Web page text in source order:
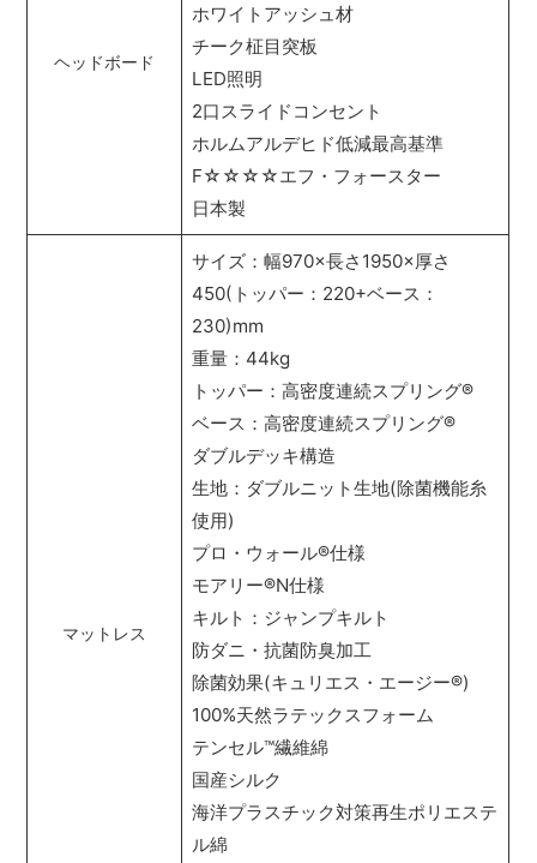
ヘッドボード
ホワイトアッシュ材
チーク柾目突板
LED照明
2口スライドコンセント
ホルムアルデヒド低減最高基準
F☆☆☆☆エフ・フォースター
日本製
マットレス
サイズ：幅970×長さ1950×厚さ
450(トッパー：220+ベース：
230)mm
重量：44kg
トッパー：高密度連続スプリング®
ベース：高密度連続スプリング®
ダブルデッキ構造
生地：ダブルニット生地(除菌機能糸
使用)
プロ・ウォール®仕様
モアリー®N仕様
キルト：ジャンプキルト
防ダニ・抗菌防臭加工
除菌効果(キュリエス・エージー®)
100%天然ラテックスフォーム
テンセル™繊維綿
国産シルク
海洋プラスチック対策再生ポリエステ
ル綿